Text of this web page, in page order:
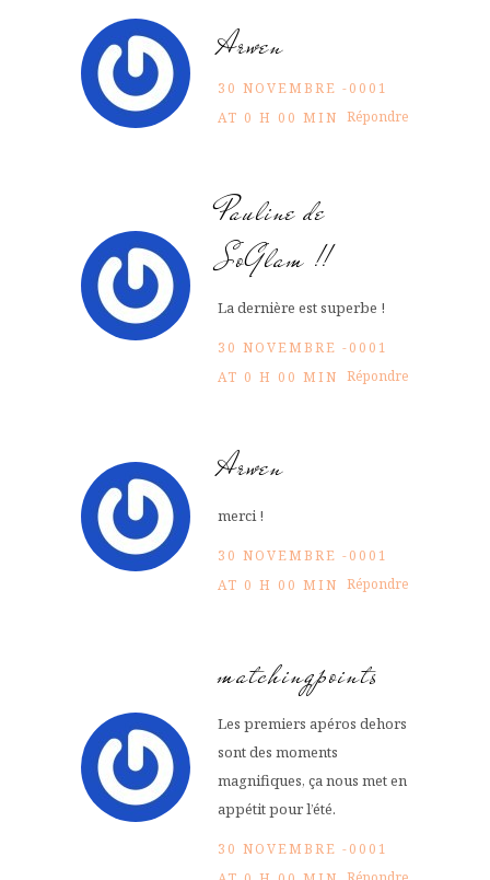
Arwen
30 NOVEMBRE -0001
AT 0 H 00 MIN Répondre
Pauline de
SoGlam !!
La dernière est superbe !
30 NOVEMBRE -0001
AT 0 H 00 MIN Répondre
Arwen
merci !
30 NOVEMBRE -0001
AT 0 H 00 MIN Répondre
matchingpoints
Les premiers apéros dehors
sont des moments
magnifiques, ça nous met en
appétit pour l’été.
30 NOVEMBRE -0001